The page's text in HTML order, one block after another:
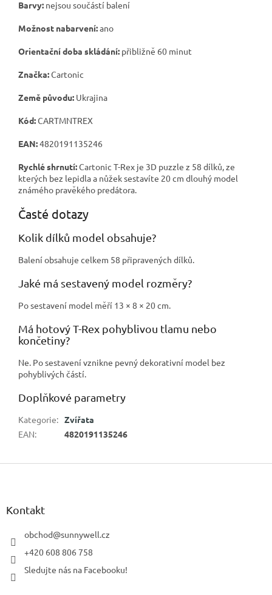
Barvy: nejsou součástí balení
Možnost nabarvení:ano
Orientační doba skládání: přibližně 60 minut
Značka:Cartonic
Země původu: Ukrajina
Kód:CARTMNTREX
EAN:4820191135246
Rychlé shrnutí:Cartonic T-Rex je 3D puzzle z 58 dílků, ze
kterých bez lepidla a nůžek sestavíte 20 cm dlouhý model
známého pravěkého predátora.
Časté dotazy
Kolik dílků model obsahuje?
Balení obsahuje celkem 58 připravených dílků.
Jaké má sestavený model rozměry?
Po sestavení model měří 13 × 8 × 20 cm.
Má hotový T-Rex pohyblivou tlamu nebo
končetiny?
Ne. Po sestavení vznikne pevný dekorativní model bez
pohyblivých částí.
Doplňkové parametry
Kategorie: Zvířata
EAN: 4820191135246
Z
Kontakt
obchod@sunnywell.cz
+420 608 806 758
Sledujte nás na Facebooku!